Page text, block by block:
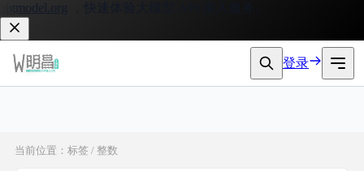
登录
当前位置：标签 / 整数